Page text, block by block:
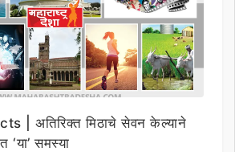
| अतिरिक्त मिठाचे सेवन केल्याने
‘या’ समस्या